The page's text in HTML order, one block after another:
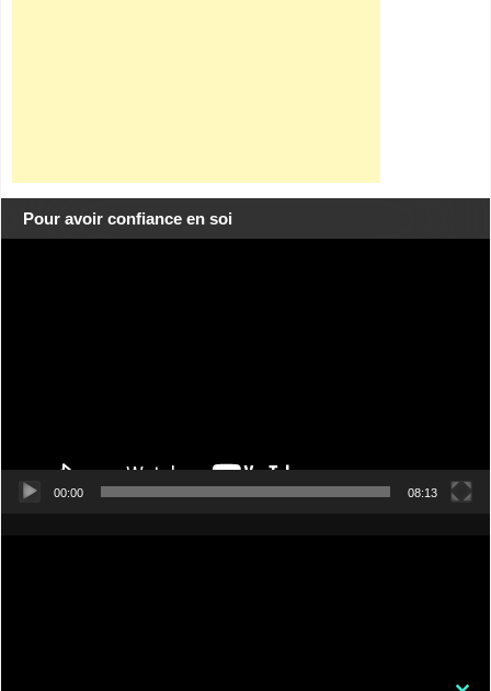
Pour avoir confiance en soi
00:00 08:13